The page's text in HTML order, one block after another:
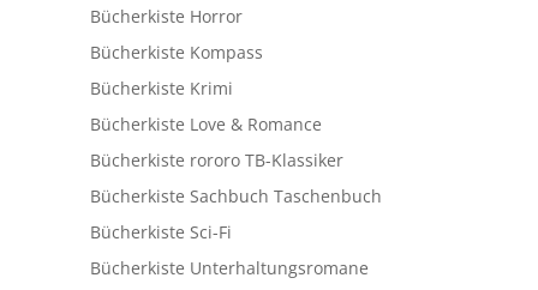
Bücherkiste Horror
Bücherkiste Kompass
Bücherkiste Krimi
Bücherkiste Love & Romance
Bücherkiste rororo TB-Klassiker
Bücherkiste Sachbuch Taschenbuch
Bücherkiste Sci-Fi
Bücherkiste Unterhaltungsromane